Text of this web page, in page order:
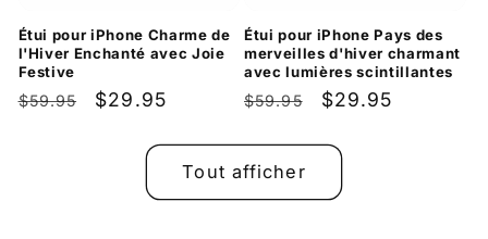
Étui pour iPhone Charme de
l'Hiver Enchanté avec Joie
Festive
Prix
$59.95
Prix
$29.95
Étui pour iPhone Pays des
merveilles d'hiver charmant
avec lumières scintillantes
Prix
$59.95
Prix
$29.95
Tout afficher